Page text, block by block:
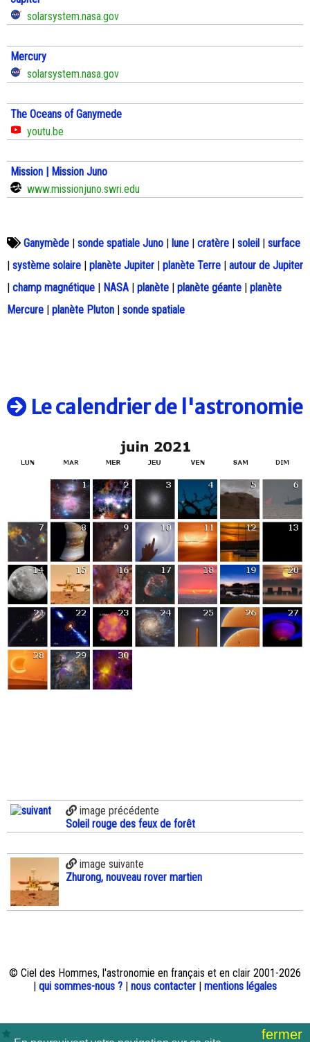
solarsystem.nasa.gov
Mercury
solarsystem.nasa.gov
The Oceans of Ganymede
youtu.be
Mission | Mission Juno
www.missionjuno.swri.edu
Ganymède | sonde spatiale Juno | lune | cratère | soleil | surface
| système solaire | planète Jupiter | planète Terre | autour de Jupiter
| champ magnétique | NASA | planète | planète géante | planète
Mercure | planète Pluton | sonde spatiale
Le calendrier de l'astronomie
image précédente
Soleil rouge des feux de forêt
image suivante
Zhurong, nouveau rover martien
© Ciel des Hommes, l'astronomie en français et en clair 2001-2026
| qui sommes-nous ? | nous contacter | mentions légales
fermer